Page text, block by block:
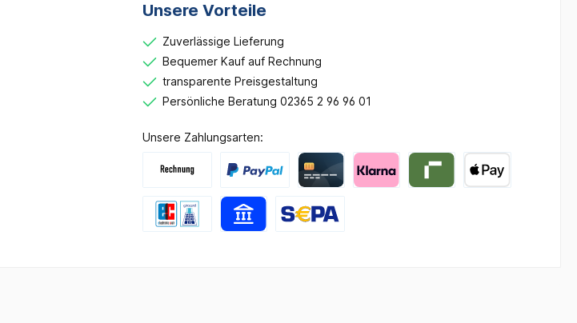
Unsere Vorteile
Zuverlässige Lieferung
Bequemer Kauf auf Rechnung
transparente Preisgestaltung
Persönliche Beratung 02365 2 96 96 01
Unsere Zahlungsarten: